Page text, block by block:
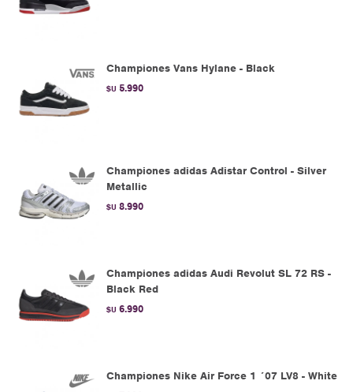
Championes Vans Hylane - Black
$U 5.990
Championes adidas Adistar Control - Silver
Metallic
$U 8.990
Championes adidas Audi Revolut SL 72 RS -
Black Red
$U 6.990
Championes Nike Air Force 1 ´07 LV8 - White